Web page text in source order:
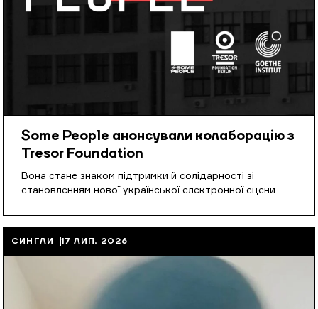
Some People анонсували колаборацію з
Tresor Foundation
Вона стане знаком підтримки й солідарності зі
становленням нової української електронної сцени.
СИНГЛИ 17 ЛИП, 2026